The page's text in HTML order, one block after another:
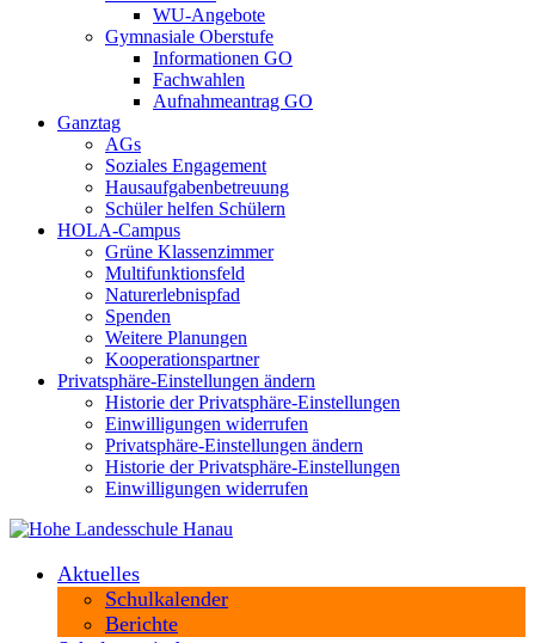
WU-Angebote
Gymnasiale Oberstufe
Informationen GO
Fachwahlen
Aufnahmeantrag GO
Ganztag
AGs
Soziales Engagement
Hausaufgabenbetreuung
Schüler helfen Schülern
HOLA-Campus
Grüne Klassenzimmer
Multifunktionsfeld
Naturerlebnispfad
Spenden
Weitere Planungen
Kooperationspartner
Privatsphäre-Einstellungen ändern
Historie der Privatsphäre-Einstellungen
Einwilligungen widerrufen
Privatsphäre-Einstellungen ändern
Historie der Privatsphäre-Einstellungen
Einwilligungen widerrufen
Aktuelles
Schulkalender
Berichte